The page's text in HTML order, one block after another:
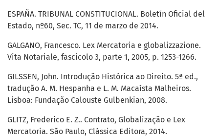
ESPAÑA. TRIBUNAL CONSTITUCIONAL. Boletín Oficial del
Estado, nº60, Sec. TC, 11 de marzo de 2014.
GALGANO, Francesco. Lex Mercatoria e globalizzazione.
Vita Notariale, fascicolo 3, parte 1, 2005, p. 1253-1266.
GILSSEN, John. Introdução Histórica ao Direito. 5ª ed.,
tradução A. M. Hespanha e L. M. Macaísta Malheiros.
Lisboa: Fundação Calouste Gulbenkian, 2008.
GLITZ, Frederico E. Z.. Contrato, Globalização e Lex
Mercatoria. São Paulo, Clássica Editora, 2014.